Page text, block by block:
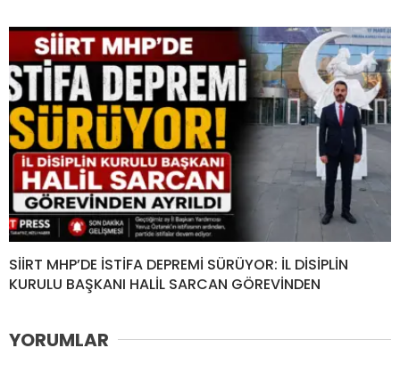
SİİRT MHP’DE İSTİFA DEPREMİ SÜRÜYOR: İL DİSİPLİN
KURULU BAŞKANI HALİL SARCAN GÖREVİNDEN
YORUMLAR